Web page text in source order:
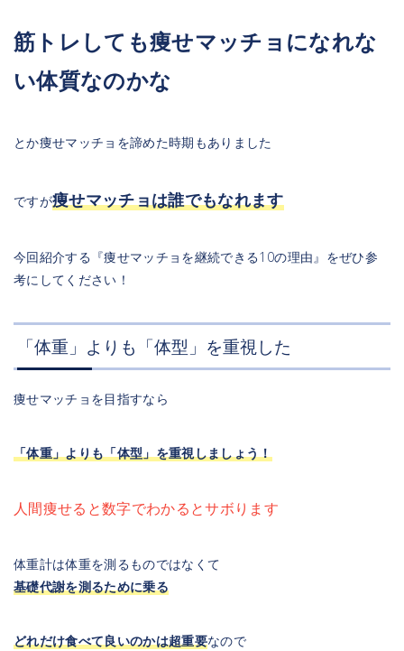
筋トレしても痩せマッチョになれな
い体質なのかな
とか痩せマッチョを諦めた時期もありました
ですが痩せマッチョは誰でもなれます
今回紹介する『痩せマッチョを継続できる10の理由』をぜひ参
考にしてください！
「体重」よりも「体型」を重視した
痩せマッチョを目指すなら
「体重」よりも「体型」を重視しましょう！
人間痩せると数字でわかるとサボります
体重計は体重を測るものではなくて
基礎代謝を測るために乗る
どれだけ食べて良いのかは超重要なので